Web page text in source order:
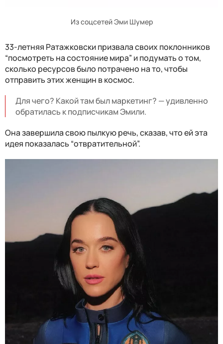
Из соцсетей Эми Шумер
33-летняя Ратажковски призвала своих поклонников
“посмотреть на состояние мира” и подумать о том,
сколько ресурсов было потрачено на то, чтобы
отправить этих женщин в космос.
Для чего? Какой там был маркетинг? — удивленно
обратилась к подписчикам Эмили.
Она завершила свою пылкую речь, сказав, что ей эта
идея показалась “отвратительной”.